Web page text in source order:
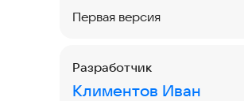
Первая версия
Разработчик
Климентов Иван